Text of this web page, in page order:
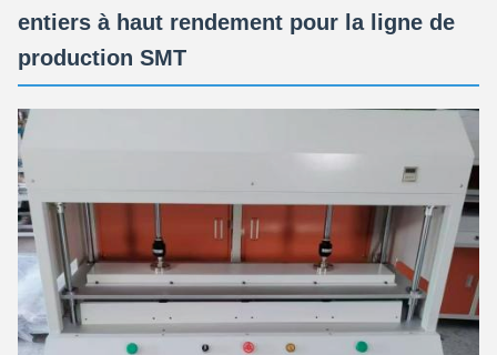
entiers à haut rendement pour la ligne de
production SMT